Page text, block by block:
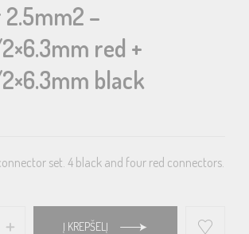
–
red +
black
set. 4 black and four red connectors.
Į KREPŠELĮ